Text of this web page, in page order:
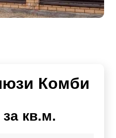
Комби
кв.м.